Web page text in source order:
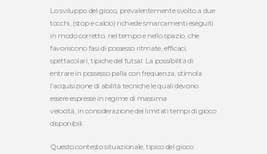
Lo sviluppo del gioco, prevalentemente svolto a due
tocchi, (stop e calcio) richiede smarcamenti eseguiti
in modo corretto, nel tempo e nello spazio, che
favoriscono fasi di possesso ritmate, efficaci,
spettacolari, tipiche del futsal. La possibilità di
entrare in possesso palla con frequenza, stimola
l’acquisizione di abilità tecniche le quali devono
essere espresse in regime di massima
velocità, in considerazione dei limitati tempi di gioco
disponibili.
Questo contesto situazionale, tipico del gioco